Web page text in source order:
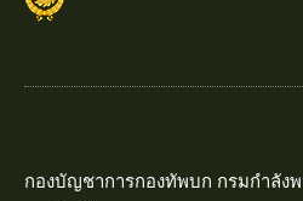
กองบัญชาการกองทัพบก กรมกำลัง